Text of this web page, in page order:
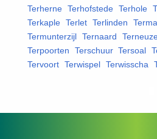
Terherne Terhofstede Terhole
Terkaple Terlet Terlinden
Termunterzijl Ternaard
Terpoorten
Terschuur, Tersoal
Tervoort Terwispel Terwisscha